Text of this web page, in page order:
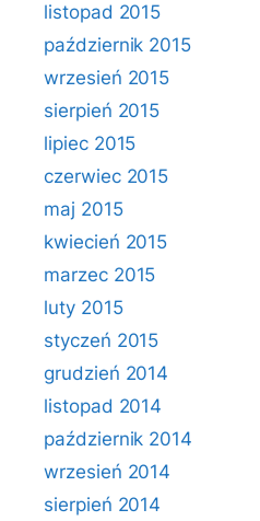
listopad 2015
październik 2015
wrzesień 2015
sierpień 2015
lipiec 2015
czerwiec 2015
maj 2015
kwiecień 2015
marzec 2015
luty 2015
styczeń 2015
grudzień 2014
listopad 2014
październik 2014
wrzesień 2014
sierpień 2014